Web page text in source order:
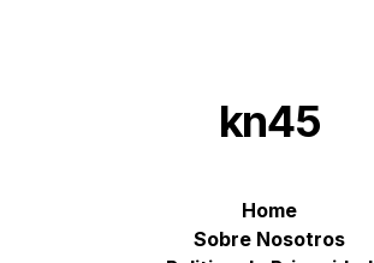
kn45
Home
Sobre Nosotros